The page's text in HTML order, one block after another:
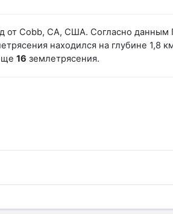
от Cobb, CA, США. Согласно
находился на глубине 1,8
16 землетрясения.